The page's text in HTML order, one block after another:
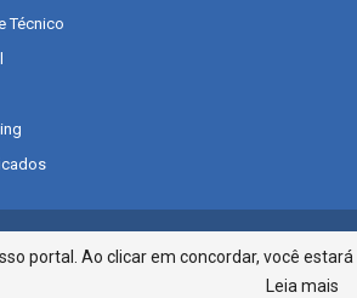
Técnico
portal. Ao clicar em concordar, você
Leia mais